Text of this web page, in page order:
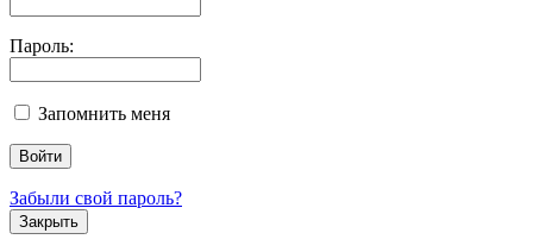
Пароль:
Запомнить меня
Забыли свой пароль?
Закрыть